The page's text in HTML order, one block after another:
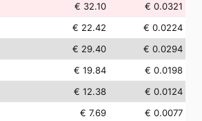
€ 32.10
€ 0.0321
€ 22.42
€ 0.0224
€ 29.40
€ 0.0294
€ 19.84
€ 0.0198
€ 12.38
€ 0.0124
€ 7.69
€ 0.0077